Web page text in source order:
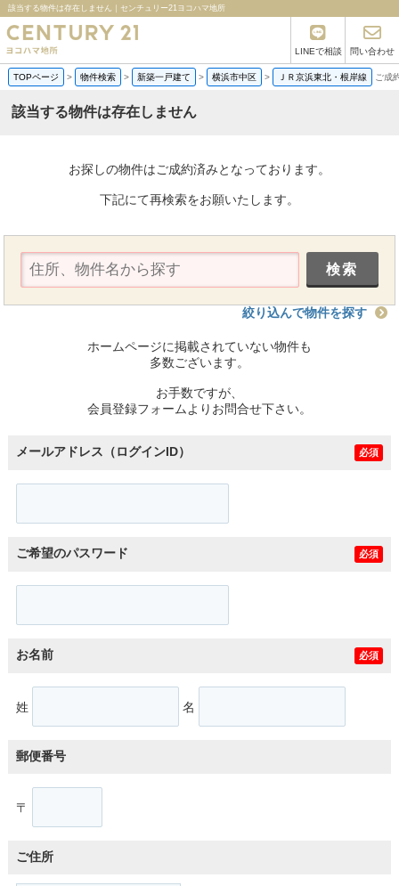
該当する物件は存在しません｜センチュリー21ヨコハマ地所
LINEで相談 問い合わせ
TOPページ > 物件検索 > 新築一戸建て > 横浜市中区 > ＪＲ京浜東北・根岸線 ご成
該当する物件は存在しません
お探しの物件はご成約済みとなっております。
下記にて再検索をお願いたします。
絞り込んで物件を探す
ホームページに掲載されていない物件も
多数ございます。
お手数ですが、
会員登録フォームよりお問合せ下さい。
メールアドレス（ログインID） 必須
ご希望のパスワード 必須
お名前 必須
姓 名
郵便番号
〒
ご住所